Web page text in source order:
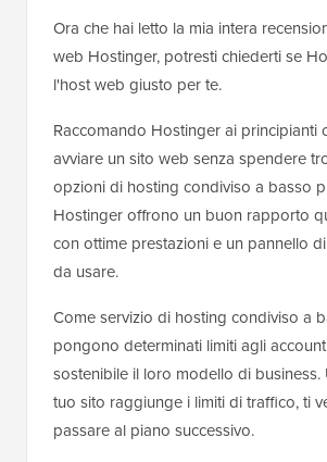
Ora che hai letto la mia intera
web Hostinger, potresti chiederti se
l'host web giusto per te.
Raccomando Hostinger ai principianti
avviare un sito web senza spendere
opzioni di hosting condiviso a basso
Hostinger offrono un buon rapporto
con ottime prestazioni e un pannello
da usare.
Come servizio di hosting condiviso a
pongono determinati limiti agli
sostenibile il loro modello di business.
tuo sito raggiunge i limiti di traffico, ti
passare al piano successivo.